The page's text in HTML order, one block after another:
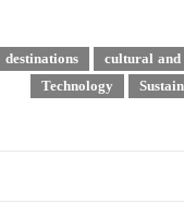
destinations